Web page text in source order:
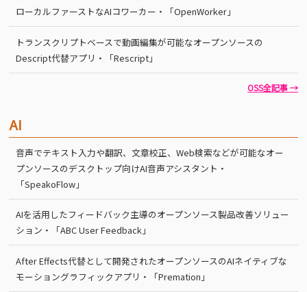
ローカルファーストなAIコワーカー・「OpenWorker」
トランスクリプトベースで動画編集が可能なオープンソースの
Descript代替アプリ・「Rescript」
OSS全記事 →
AI
音声でテキスト入力や翻訳、文章校正、Web検索などが可能なオー
プンソースのデスクトップ向けAI音声アシスタント・
「SpeakoFlow」
AIを活用したフィードバック主導のオープンソース製品改善ソリュー
ション・「ABC User Feedback」
After Effects代替として開発されたオープンソースのAIネイティブな
モーショングラフィックアプリ・「Premation」